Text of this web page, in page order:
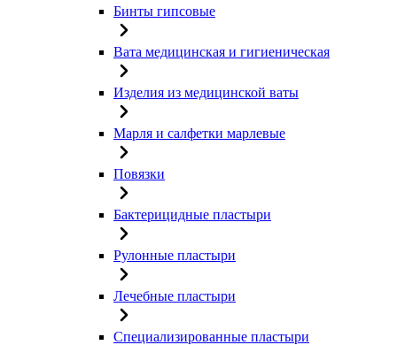
Бинты гипсовые
Вата медицинская и гигиеническая
Изделия из медицинской ваты
Марля и салфетки марлевые
Повязки
Бактерицидные пластыри
Рулонные пластыри
Лечебные пластыри
Специализированные пластыри